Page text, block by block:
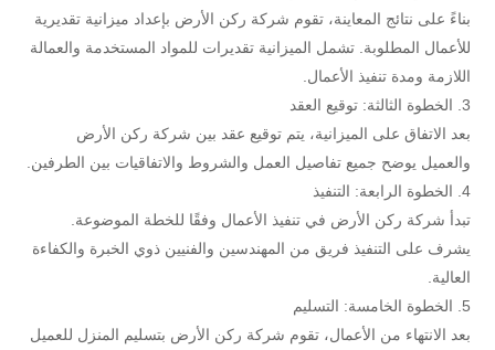
بناءً على نتائج المعاينة، تقوم شركة ركن الأرض بإعداد ميزانية تقديرية
للأعمال المطلوبة. تشمل الميزانية تقديرات للمواد المستخدمة والعمالة
اللازمة ومدة تنفيذ الأعمال.
الخطوة الثالثة: توقيع العقد
بعد الاتفاق على الميزانية، يتم توقيع عقد بين شركة ركن الأرض
والعميل يوضح جميع تفاصيل العمل والشروط والاتفاقيات بين الطرفين.
الخطوة الرابعة: التنفيذ
تبدأ شركة ركن الأرض في تنفيذ الأعمال وفقًا للخطة الموضوعة.
يشرف على التنفيذ فريق من المهندسين والفنيين ذوي الخبرة والكفاءة
العالية.
الخطوة الخامسة: التسليم
بعد الانتهاء من الأعمال، تقوم شركة ركن الأرض بتسليم المنزل للعميل